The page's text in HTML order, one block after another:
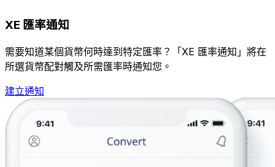
XE 匯率通知
需要知道某個貨幣何時達到特定匯率？「XE 匯率通知」將在
所選貨幣配對觸及所需匯率時通知您。
建立通知